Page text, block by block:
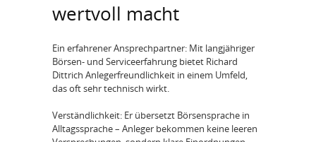
wertvoll macht
Ein erfahrener Ansprechpartner: Mit langjähriger
Börsen- und Serviceerfahrung bietet Richard
Dittrich Anlegerfreundlichkeit in einem Umfeld,
das oft sehr technisch wirkt.
Verständlichkeit: Er übersetzt Börsensprache in
Alltagssprache – Anleger bekommen keine leeren